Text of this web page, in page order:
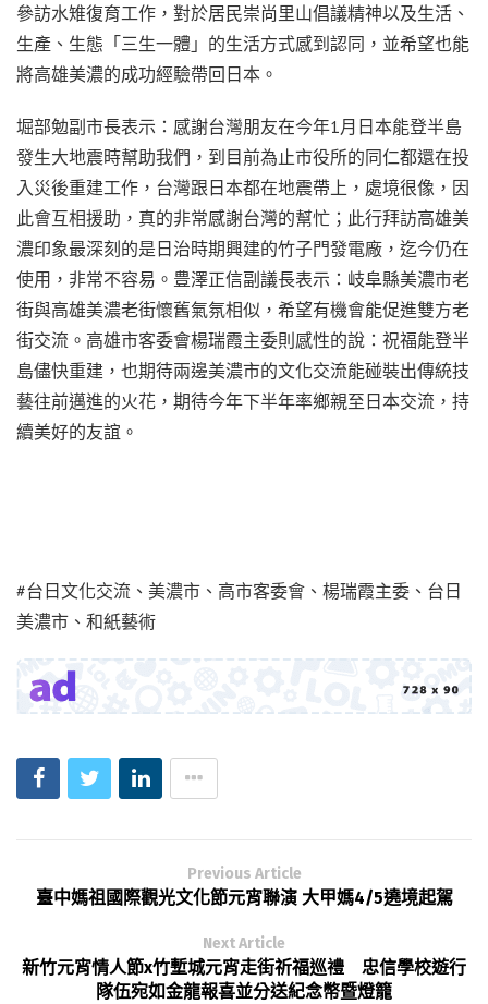
參訪水雉復育工作，對於居民崇尚里山倡議精神以及生活、
生產、生態「三生一體」的生活方式感到認同，並希望也能
將高雄美濃的成功經驗帶回日本。
堀部勉副市長表示：感謝台灣朋友在今年1月日本能登半島
發生大地震時幫助我們，到目前為止市役所的同仁都還在投
入災後重建工作，台灣跟日本都在地震帶上，處境很像，因
此會互相援助，真的非常感謝台灣的幫忙；此行拜訪高雄美
濃印象最深刻的是日治時期興建的竹子門發電廠，迄今仍在
使用，非常不容易。豊澤正信副議長表示：岐阜縣美濃市老
街與高雄美濃老街懷舊氣氛相似，希望有機會能促進雙方老
街交流。高雄市客委會楊瑞霞主委則感性的說：祝福能登半
島儘快重建，也期待兩邊美濃市的文化交流能碰裝出傳統技
藝往前邁進的火花，期待今年下半年率鄉親至日本交流，持
續美好的友誼。
#台日文化交流、美濃市、高市客委會、楊瑞霞主委、台日
美濃市、和紙藝術
Previous Article
臺中媽祖國際觀光文化節元宵聯演 大甲媽4/5遶境起駕
Next Article
新竹元宵情人節x竹塹城元宵走街祈福巡禮 忠信學校遊行
隊伍宛如金龍報喜並分送紀念幣暨燈籠